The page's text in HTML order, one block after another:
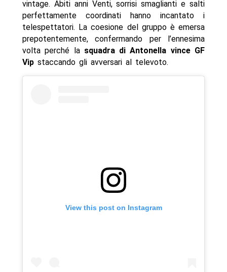
vintage. Abiti anni Venti, sorrisi smaglianti e salti
perfettamente coordinati hanno incantato i
telespettatori. La coesione del gruppo è emersa
prepotentemente, confermando per l’ennesima
volta perché la squadra di Antonella vince GF
Vipstaccando gli avversari al televoto.
View this post on Instagram